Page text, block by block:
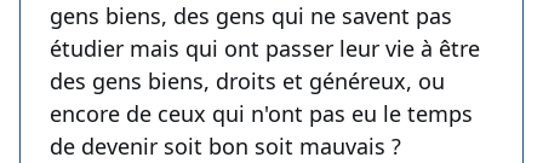
gens biens, des gens qui ne savent pas
étudier mais qui ont passer leur vie à être
des gens biens, droits et généreux, ou
encore de ceux qui n'ont pas eu le temps
de devenir soit bon soit mauvais ?